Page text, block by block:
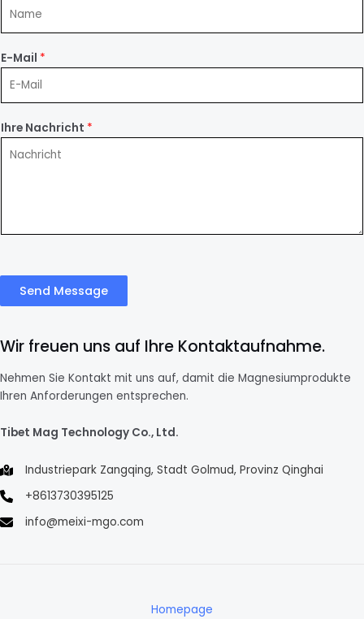
E-Mail *
Ihre Nachricht *
Send Message
Wir freuen uns auf Ihre Kontaktaufnahme.
Nehmen Sie Kontakt mit uns auf, damit die Magnesiumprodukte
Ihren Anforderungen entsprechen.
Tibet Mag Technology Co., Ltd.
Industriepark Zangqing, Stadt Golmud, Provinz Qinghai
+8613730395125
info@meixi-mgo.com
Homepage